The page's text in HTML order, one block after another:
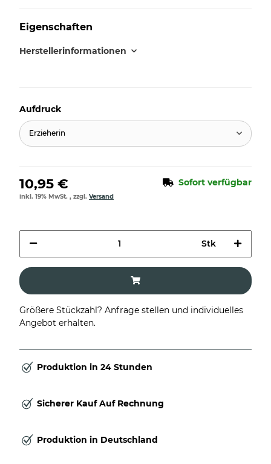
Eigenschaften
Herstellerinformationen
Aufdruck
Erzieherin
10,95 € Sofort verfügbar
inkl. 19% MwSt. , zzgl. Versand
Stk
Größere Stückzahl? Anfrage stellen und individuelles
Angebot erhalten.
Produktion in 24 Stunden
Sicherer Kauf Auf Rechnung
Produktion in Deutschland